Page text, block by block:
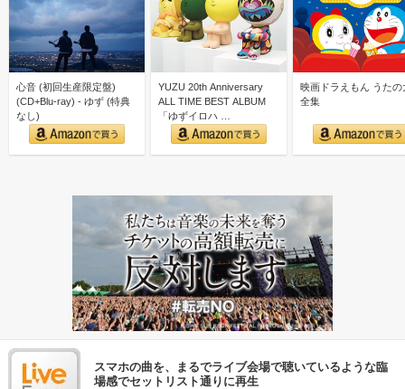
心音 (初回生産限定盤)
(CD+Blu-ray) - ゆず (特典
なし)
YUZU 20th Anniversary
ALL TIME BEST ALBUM
「ゆずイロハ …
映画ドラえもん うたの
全集
スマホの曲を、まるでライブ会場で聴いているような臨
場感でセットリスト通りに再生